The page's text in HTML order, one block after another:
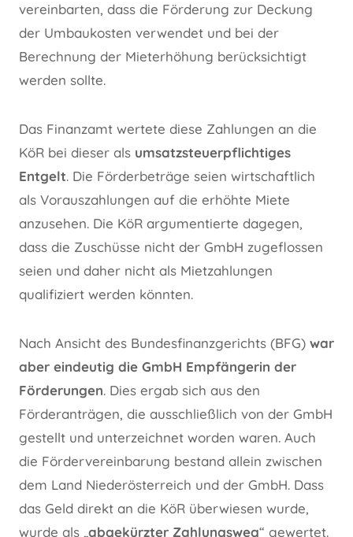
vereinbarten, dass die Förderung zur Deckung
der Umbaukosten verwendet und bei der
Berechnung der Mieterhöhung berücksichtigt
werden sollte.
Das Finanzamt wertete diese Zahlungen an die
KöR bei dieser als umsatzsteuerpflichtiges
Entgelt. Die Förderbeträge seien wirtschaftlich
als Vorauszahlungen auf die erhöhte Miete
anzusehen. Die KöR argumentierte dagegen,
dass die Zuschüsse nicht der GmbH zugeflossen
seien und daher nicht als Mietzahlungen
qualifiziert werden könnten.
Nach Ansicht des Bundesfinanzgerichts (BFG) war
aber eindeutig die GmbH Empfängerin der
Förderungen. Dies ergab sich aus den
Förderanträgen, die ausschließlich von der GmbH
gestellt und unterzeichnet worden waren. Auch
die Fördervereinbarung bestand allein zwischen
dem Land Niederösterreich und der GmbH. Dass
das Geld direkt an die KöR überwiesen wurde,
wurde als „abgekürzter Zahlungsweg“ gewertet.